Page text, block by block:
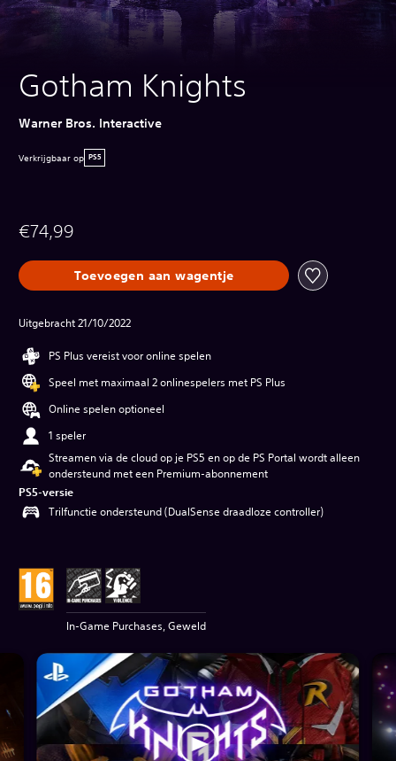
Gotham Knights
Warner Bros. Interactive
Verkrijgbaar op PS5
€74,99
Toevoegen aan wagentje
Uitgebracht 21/10/2022
PS Plus vereist voor online spelen
Speel met maximaal 2 onlinespelers met PS Plus
Online spelen optioneel
1 speler
Streamen via de cloud op je PS5 en op de PS Portal wordt alleen
ondersteund met een Premium-abonnement
PS5-versie
Trilfunctie ondersteund (DualSense draadloze controller)
In-Game Purchases, Geweld